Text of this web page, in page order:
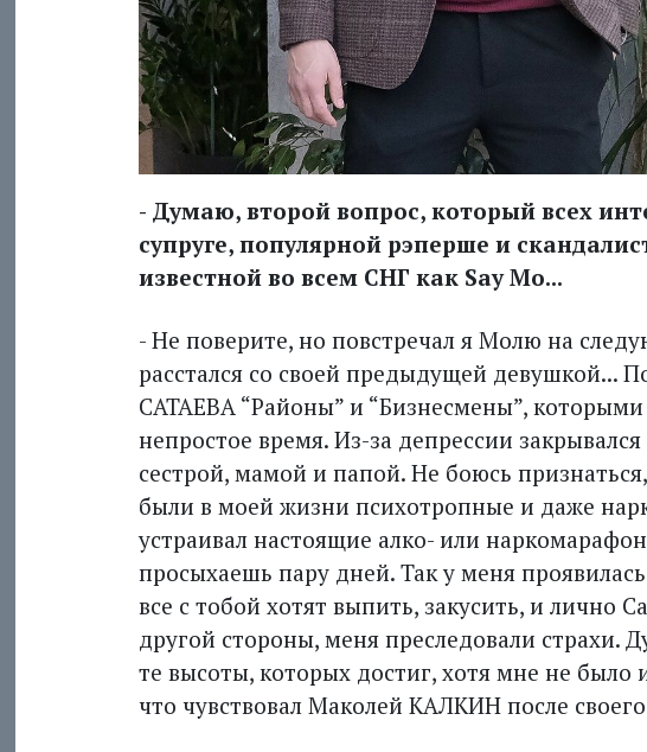
- Думаю, второй вопрос, который всех
супруге, популярной рэперше и
известной во всем СНГ как Say Mo...
- Не поверите, но повстречал я Молю на
расстался со своей предыдущей девушкой...
САТАЕВА “Районы” и “Бизнесмены”,
непростое время. Из-за депрессии
сестрой, мамой и папой. Не боюсь
были в моей жизни психотропные и даже
устраивал настоящие алко- или
просыхаешь пару дней. Так у меня
все с тобой хотят выпить, закусить, и лично
другой стороны, меня преследовали страхи.
те высоты, которых достиг, хотя мне не было
что чувствовал Маколей КАЛКИН после